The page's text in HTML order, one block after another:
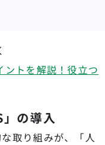
ントを解説！役立つ
の導入
取り組みが、「人